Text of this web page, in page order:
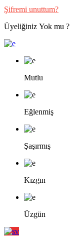
Şifremi unuttum?
Üyeliğiniz Yok mu ?
Mutlu
Eğlenmiş
Şaşırmış
Kızgın
Üzgün